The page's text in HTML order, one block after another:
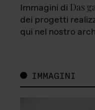
Immagini di Das
dei progetti
qui nel nostro
IMMAGINI